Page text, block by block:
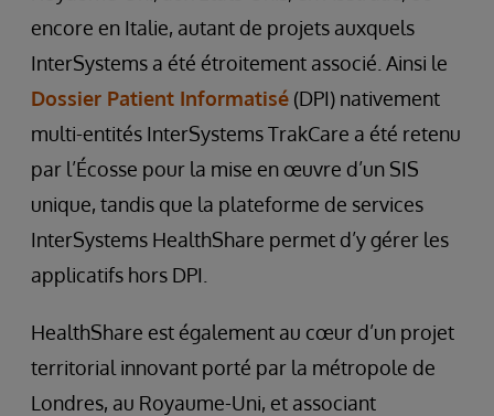
encore en Italie, autant de projets auxquels
InterSystems a été étroitement associé. Ainsi le
Dossier Patient Informatisé (DPI) nativement
multi-entités InterSystems TrakCare a été retenu
par l’Écosse pour la mise en œuvre d’un SIS
unique, tandis que la plateforme de services
InterSystems HealthShare permet d’y gérer les
applicatifs hors DPI.
HealthShare est également au cœur d’un projet
territorial innovant porté par la métropole de
Londres, au Royaume-Uni, et associant